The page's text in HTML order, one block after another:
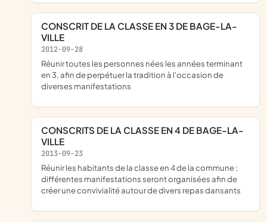
CONSCRIT DE LA CLASSE EN 3 DE BAGE-LA-
VILLE
2012-09-28
réunir toutes les personnes nées les années terminant
en 3, afin de perpétuer la tradition à l'occasion de
diverses manifestations
CONSCRITS DE LA CLASSE EN 4 DE BAGE-LA-
VILLE
2013-09-23
réunir les habitants de la classe en 4 de la commune ;
différentes manifestations seront organisées afin de
créer une convivialité autour de divers repas dansants